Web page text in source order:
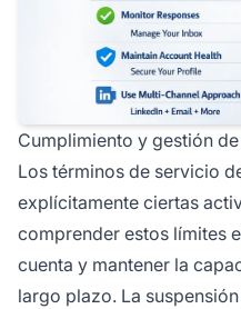
Cumplimiento y gestión
Los términos de servicio
explícitamente ciertas
comprender estos límites
cuenta y mantener la
largo plazo. La